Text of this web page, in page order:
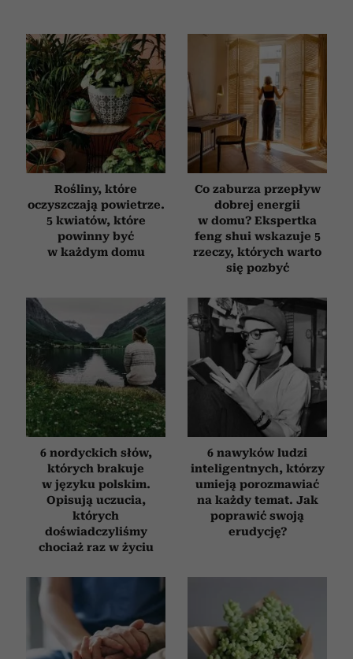
Rośliny, które
oczyszczają powietrze.
5 kwiatów, które
powinny być
w każdym domu
Co zaburza przepływ
dobrej energii
w domu? Ekspertka
feng shui wskazuje 5
rzeczy, których warto
się pozbyć
6 nordyckich słów,
których brakuje
w języku polskim.
Opisują uczucia,
których
doświadczyliśmy
chociaż raz w życiu
6 nawyków ludzi
inteligentnych, którzy
umieją porozmawiać
na każdy temat. Jak
poprawić swoją
erudycję?